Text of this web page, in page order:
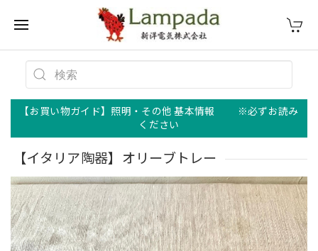
【お買い物ガイド】照明・その他 基本情報 ※必ずお読み
ください
【イタリア陶器】オリーブトレー